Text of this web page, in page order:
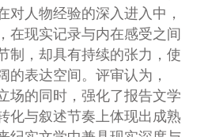
对人物经验的深入进入中，
在现实记录与内在感受之间
制，却具有持续的张力，使
的表达空间。评审认为，
场的同时，强化了报告文学
化与叙述节奏上体现出成熟